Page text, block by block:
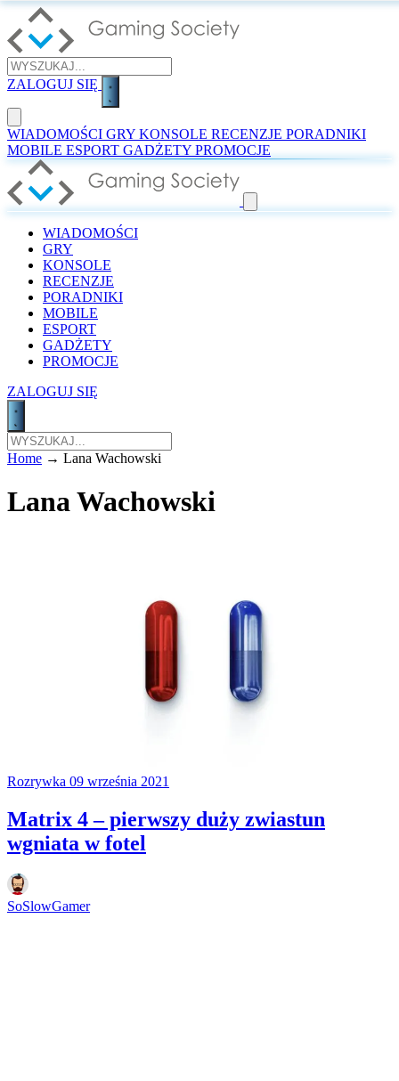
ZALOGUJ SIĘ
WIADOMOŚCI GRY KONSOLE RECENZJE PORADNIKI
MOBILE ESPORT GADŻETY PROMOCJE
WIADOMOŚCI
GRY
KONSOLE
RECENZJE
PORADNIKI
MOBILE
ESPORT
GADŻETY
PROMOCJE
ZALOGUJ SIĘ
Home → Lana Wachowski
Lana Wachowski
Rozrywka 09 września 2021
Matrix 4 – pierwszy duży zwiastun
wgniata w fotel
SoSlowGamer